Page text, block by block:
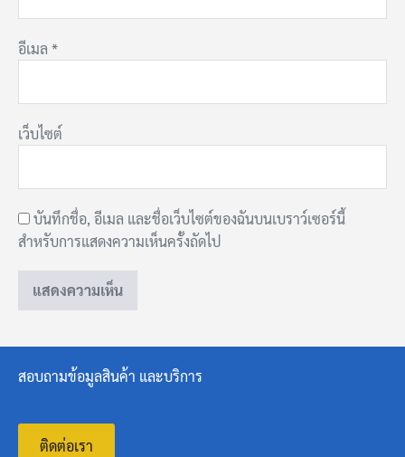
อีเมล *
เว็บไซต์
บันทึกชื่อ, อีเมล และชื่อเว็บไซต์ของฉันบนเบราว์เซอร์นี้
สำหรับการแสดงความเห็นครั้งถัดไป
สอบถามข้อมูลสินค้า และบริการ
ติดต่อเรา